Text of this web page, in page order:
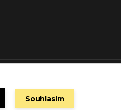
Eshop-rychle.cz
Souhlasím